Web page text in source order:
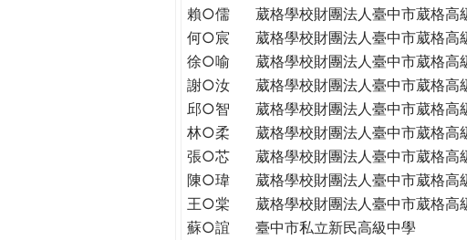
賴○儒
葳格學校財團法人臺中市葳格高
何○宸
葳格學校財團法人臺中市葳格高
徐○喻
葳格學校財團法人臺中市葳格高
謝○汝
葳格學校財團法人臺中市葳格高
邱○智
葳格學校財團法人臺中市葳格高
林○柔
葳格學校財團法人臺中市葳格高
張○芯
葳格學校財團法人臺中市葳格高
陳○瑋
葳格學校財團法人臺中市葳格高
王○棠
葳格學校財團法人臺中市葳格高
蘇○誼
臺中市私立新民高級中學